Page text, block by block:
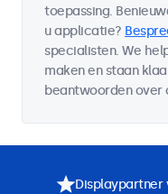
toepassing.
u applicatie?
specialisten. We
maken en staan
beantwoorden over
Displaypartner